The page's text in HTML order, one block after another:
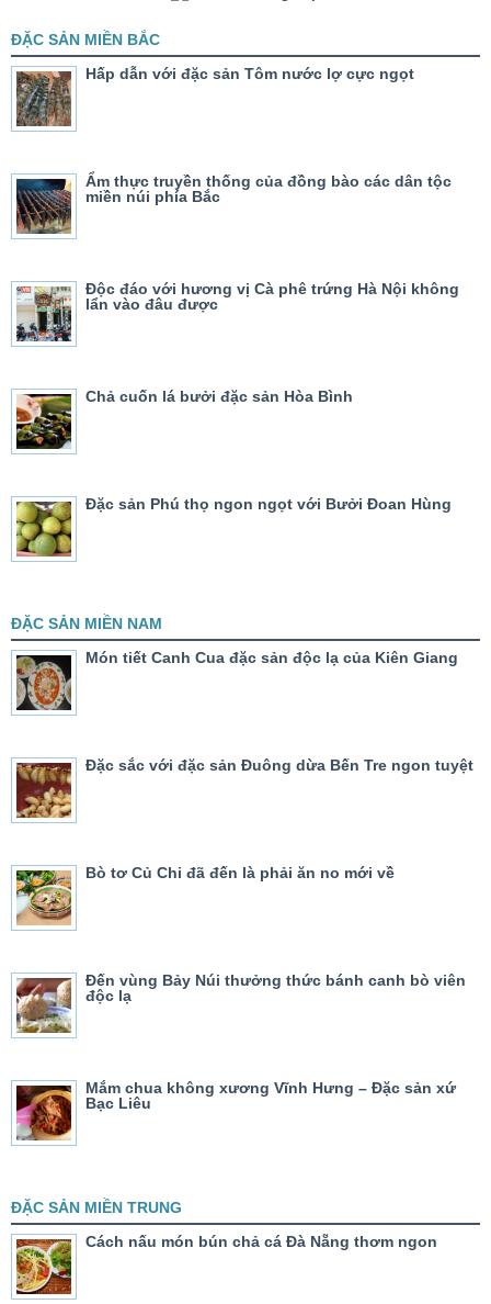
ĐẶC SẢN MIỀN BẮC
Hấp dẫn với đặc sản Tôm nước lợ cực ngọt
Ẩm thực truyền thống của đồng bào các dân tộc
miền núi phía Bắc
Độc đáo với hương vị Cà phê trứng Hà Nội không
lẩn vào đâu được
Chả cuốn lá bưởi đặc sản Hòa Bình
Đặc sản Phú thọ ngon ngọt với Bưởi Đoan Hùng
ĐẶC SẢN MIỀN NAM
Món tiết Canh Cua đặc sản độc lạ của Kiên Giang
Đặc sắc với đặc sản Đuông dừa Bến Tre ngon tuyệt
Bò tơ Củ Chi đã đến là phải ăn no mới về
Đến vùng Bảy Núi thưởng thức bánh canh bò viên
độc lạ
Mắm chua không xương Vĩnh Hưng – Đặc sản xứ
Bạc Liêu
ĐẶC SẢN MIỀN TRUNG
Cách nấu món bún chả cá Đà Nẵng thơm ngon